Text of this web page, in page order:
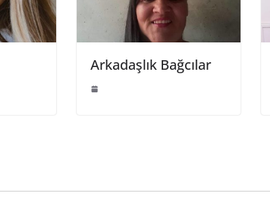
Arkadaşlık Bağcılar